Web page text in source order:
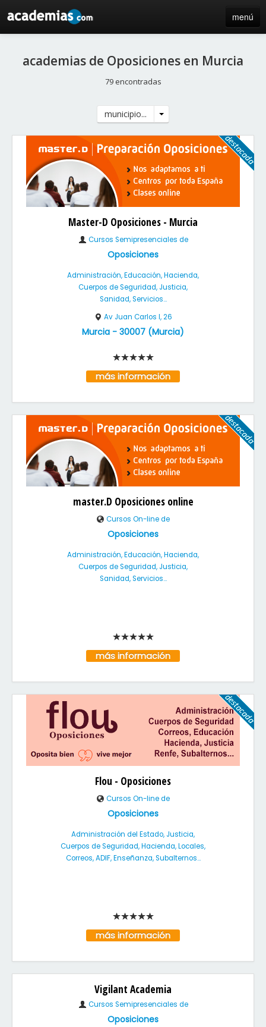
menú
blog
iniciar sesión / registro de centros
academias de Oposiciones en Murcia
79 encontradas
municipio...
Master-D Oposiciones - Murcia
Cursos Semipresenciales de
Oposiciones
Administración, Educación, Hacienda,
Cuerpos de Seguridad, Justicia,
Sanidad, Servicios...
Av Juan Carlos I, 26
Murcia - 30007 (Murcia)
más información
master.D Oposiciones online
Cursos On-line de
Oposiciones
Administración, Educación, Hacienda,
Cuerpos de Seguridad, Justicia,
Sanidad, Servicios...
más información
Flou - Oposiciones
Cursos On-line de
Oposiciones
Administración del Estado, Justicia,
Cuerpos de Seguridad, Hacienda, Locales,
Correos, ADIF, Enseñanza, Subalternos...
más información
Vigilant Academia
Cursos Semipresenciales de
Oposiciones